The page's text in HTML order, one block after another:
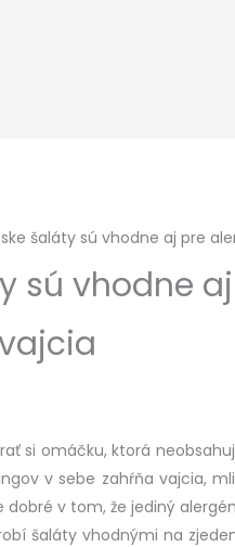
šaláty sú vhodne aj pre
sú vhodne
si omáčku, ktorá
v sebe zahŕňa vajcia,
dobré v tom, že jediný
šaláty vhodnými na